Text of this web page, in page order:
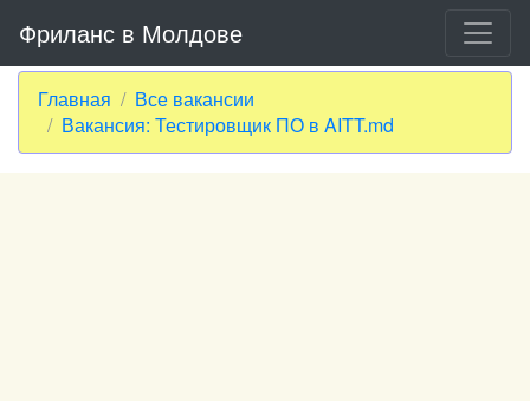
Фриланс в Молдове
Главная
Все вакансии
Вакансия: Тестировщик ПО в AITT.md